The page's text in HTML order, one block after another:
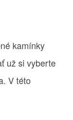
kamínky
už si vyberte
V této